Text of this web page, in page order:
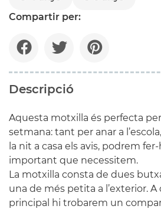
Compartir per:
Descripció
Aquesta motxilla és perfecta
setmana: tant per anar a
la nit a casa els avis, podrem
important que necessitem.
La motxilla consta de dues
una de més petita a l’exterior.
principal hi trobarem un